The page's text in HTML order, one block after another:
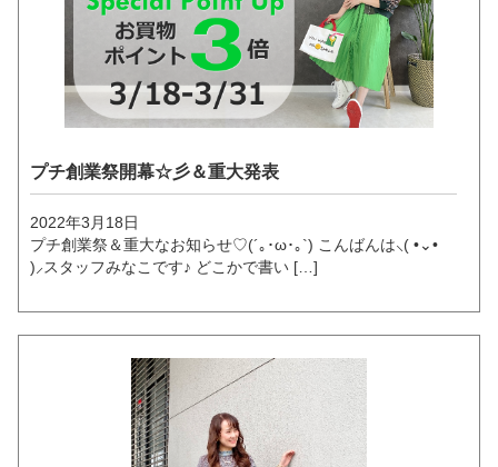
プチ創業祭開幕☆彡＆重大発表
2022年3月18日
プチ創業祭＆重大なお知らせ♡(´｡･ω･｡`) こんばんは⸜( •⌄•
)⸝スタッフみなこです♪ どこかで書い […]